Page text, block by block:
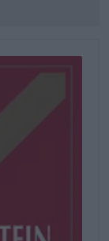
moderniteit.
Ondanks alle
genomen:
dagelijkse
gemaakt van
de besten in
op millennia
oog voor detail
onze tijd horen
rol in de
heeft dit al
spreekt voor